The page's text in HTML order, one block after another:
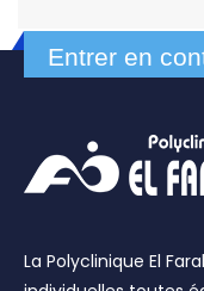
Entrer en
La Polyclinique El